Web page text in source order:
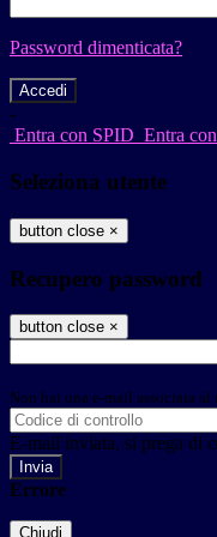
Password dimenticata?
-
Entra con SPID Entra
Seleziona utente
button close ×
Recupero password
button close ×
Non hai una e-mail associata
E-mail inviata, si prega di
Errore
Chiudi